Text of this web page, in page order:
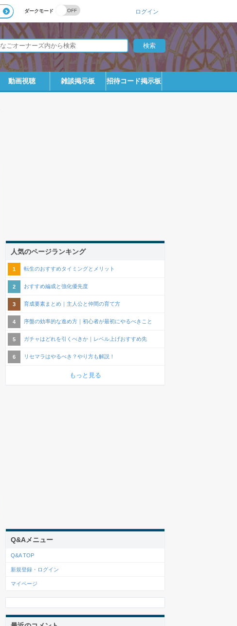
ダークモード ログイン
動画視聴 雑談掲示板 招待コード掲示板
人気のページランキング
転生のおすすめタイミングとメリット
おすすめ編成と強化優先度
育成要素まとめ｜主人公と仲間の育て方
序盤の効率的な進め方｜初心者が最初にやるべきこと
ガチャはどれを引くべきか｜レベル上げおすすめ先
リセマラはやるべき？やり方も解説！
もっと見る
Q&Aメニュー
Q&A TOP
新規登録・ログイン
マイページ